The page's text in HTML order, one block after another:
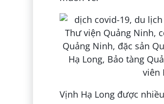
Vịnh Hạ Long được